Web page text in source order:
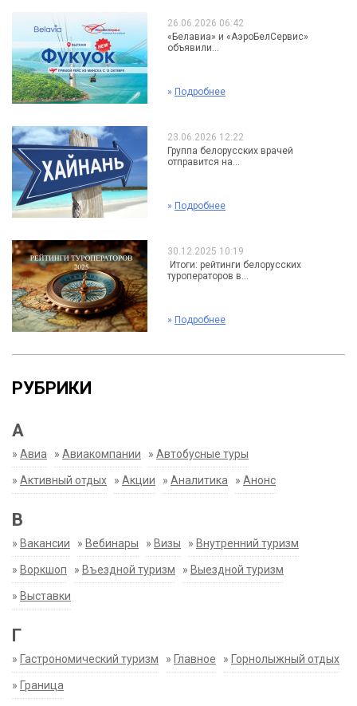
26.06.2026 06:42
«Белавиа» и «АэроБелСервис»
объявили...
» Подробнее
23.06.2026 12:22
Группа белорусских врачей
отправится на...
» Подробнее
30.12.2025 10:19
Итоги: рейтинги белорусских
туроператоров в...
» Подробнее
РУБРИКИ
А
» Авиа » Авиакомпании » Автобусные туры
» Активный отдых » Акции » Аналитика » Анонс
В
» Вакансии » Вебинары » Визы » Внутренний туризм
» Воркшоп » Въездной туризм » Выездной туризм
» Выставки
Г
» Гастрономический туризм » Главное » Горнолыжный отдых
» Граница